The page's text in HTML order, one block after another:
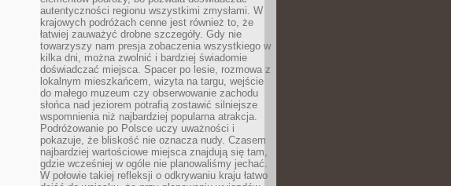
autentyczności regionu wszystkimi zmysłami. W
krajowych podróżach cenne jest również to, że
łatwiej zauważyć drobne szczegóły. Gdy nie
towarzyszy nam presja zobaczenia wszystkiego w
kilka dni, można zwolnić i bardziej świadomie
doświadczać miejsca. Spacer po lesie, rozmowa z
lokalnym mieszkańcem, wizyta na targu, wejście
do małego muzeum czy obserwowanie zachodu
słońca nad jeziorem potrafią zostawić silniejsze
wspomnienia niż najbardziej popularna atrakcja.
Podróżowanie po Polsce uczy uważności i
pokazuje, że bliskość nie oznacza nudy. Czasem
najbardziej wartościowe miejsca znajdują się tam,
gdzie wcześniej w ogóle nie planowaliśmy jechać.
W połowie takiej refleksji o odkrywaniu kraju łatwo